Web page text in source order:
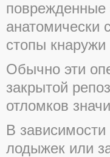
поврежденные
анатомически
стопы кнаружи
Обычно эти
закрытой
отломков
В
лодыжек или